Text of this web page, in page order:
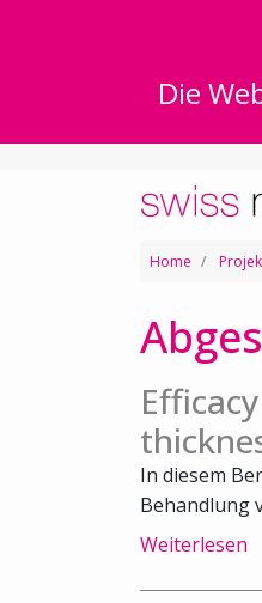
Die
Home
In diesem
Behandlung
Weiterlesen